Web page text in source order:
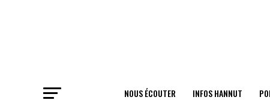
NOUS ÉCOUTER INFOS HANNUT